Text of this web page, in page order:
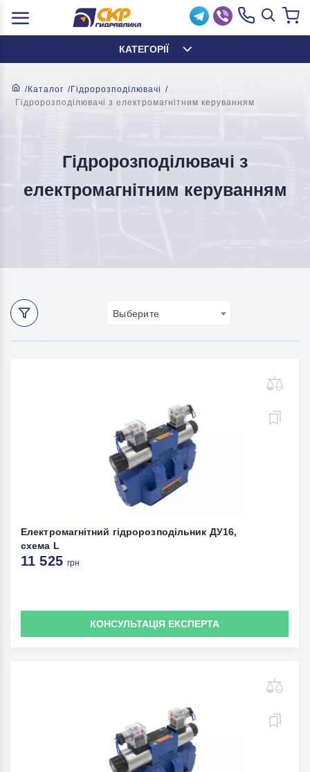
КАТЕГОРІЇ
Каталог
Гідророзподілювачі
Гідророзподілювачі з електромагнітним керуванням
Гідророзподілювачі з
електромагнітним керуванням
Выберите
Електромагнітний гідророзподільник ДУ16,
схема L
11 525грн
КОНСУЛЬТАЦІЯ ЕКСПЕРТА